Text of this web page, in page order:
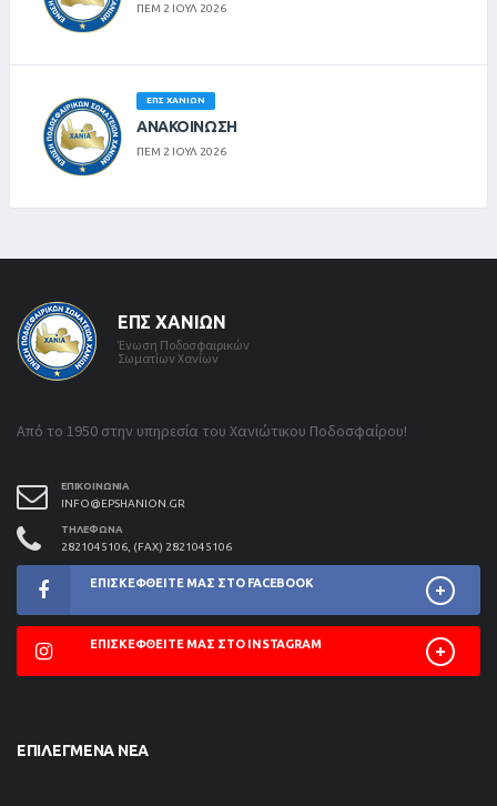
ΠΕΜ 2 ΙΟΥΛ 2026
ΕΠΣ ΧΑΝΊΩΝ
ΑΝΑΚΟΙΝΩΣΗ
ΠΕΜ 2 ΙΟΥΛ 2026
ΕΠΣ ΧΑΝΊΩΝ
Ένωση Ποδοσφαιρικών
Σωματίων Χανίων
Από το 1950 στην υπηρεσία του Χανιώτικου Ποδοσφαίρου!
ΕΠΙΚΟΙΝΩΝΊΑ
INFO@EPSHANION.GR
ΤΗΛΈΦΩΝΑ
2821045106, (FAX) 2821045106
ΕΠΙΣΚΕΦΘΕΊΤΕ ΜΑΣ ΣΤΟ FACEBOOK
ΕΠΙΣΚΕΦΘΕΊΤΕ ΜΑΣ ΣΤΟ INSTAGRAM
ΕΠΙΛΕΓΜΈΝΑ ΝΈΑ